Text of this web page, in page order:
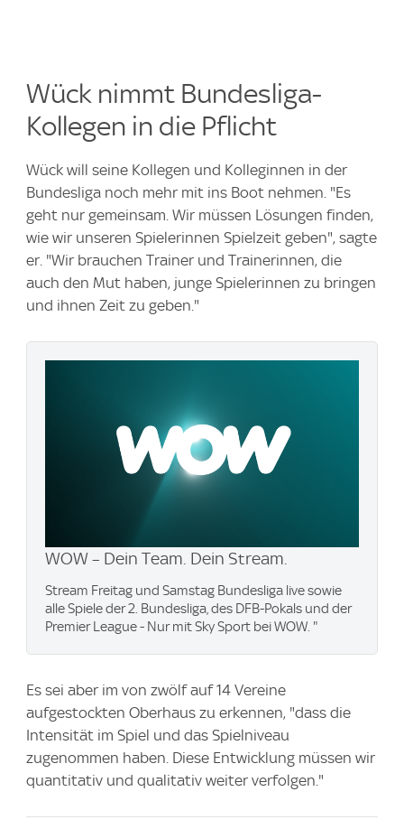
Wück nimmt Bundesliga-
Kollegen in die Pflicht
Wück will seine Kollegen und Kolleginnen in der
Bundesliga noch mehr mit ins Boot nehmen. "Es
geht nur gemeinsam. Wir müssen Lösungen finden,
wie wir unseren Spielerinnen Spielzeit geben", sagte
er. "Wir brauchen Trainer und Trainerinnen, die
auch den Mut haben, junge Spielerinnen zu bringen
und ihnen Zeit zu geben."
WOW – Dein Team. Dein Stream.
Stream Freitag und Samstag Bundesliga live sowie
alle Spiele der 2. Bundesliga, des DFB-Pokals und der
Premier League - Nur mit Sky Sport bei WOW. "
Es sei aber im von zwölf auf 14 Vereine
aufgestockten Oberhaus zu erkennen, "dass die
Intensität im Spiel und das Spielniveau
zugenommen haben. Diese Entwicklung müssen wir
quantitativ und qualitativ weiter verfolgen."